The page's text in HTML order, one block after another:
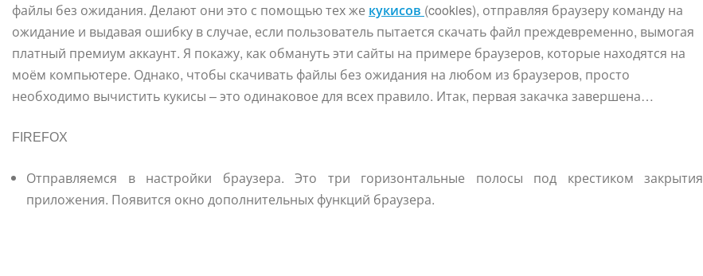
файлы без ожидания. Делают они это с помощью тех же кукисов (cookies), отправляя браузеру команду на
ожидание и выдавая ошибку в случае, если пользователь пытается скачать файл преждевременно, вымогая
платный премиум аккаунт. Я покажу, как обмануть эти сайты на примере браузеров, которые находятся на
моём компьютере. Однако, чтобы скачивать файлы без ожидания на любом из браузеров, просто
необходимо вычистить кукисы – это одинаковое для всех правило. Итак, первая закачка завершена…
FIREFOX
Отправляемся в настройки браузера. Это три горизонтальные полосы под крестиком закрытия
приложения. Появится окно дополнительных функций браузера.